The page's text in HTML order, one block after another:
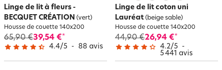
Linge de lit à fleurs -
BECQUET CRÉATION (vert)
Housse de couette 140x200
65,90 €39,54 €*
4.4/5 - 88 avis
Linge de lit coton uni
Lauréat (beige sable)
Housse de couette 140x200
44,90 €26,94 €*
4.2/5 -
5 441 avis